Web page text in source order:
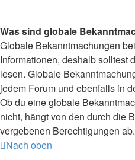
Was sind globale
Globale Bekanntmachungen
Informationen, deshalb solltest
lesen. Globale
jedem Forum und ebenfalls in
Ob du eine globale
nicht, hängt von den durch die
vergebenen Berechtigungen ab.
Nach oben